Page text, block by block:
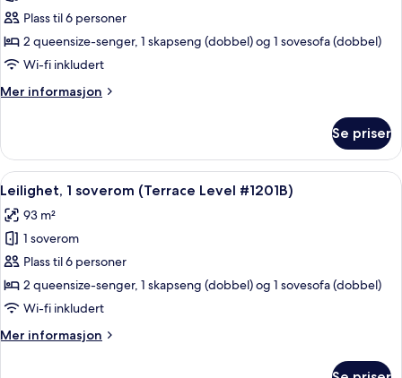
1-
BD
Condo
Walk-
1105B
Plass til 6 personer
2 queensize-senger, 1 skapseng (dobbel) og 1 sovesofa (dobbel)
Wi-fi inkludert
Mer informasjon
Mer
BD
Condo
-
Walk-
In
Level
1105B
Se priser
Åpne
alle
bildene
av
Leilighet,
1
soverom
Level
Blendingsgardiner, strykejern/-brett
14
Leilighet, 1 soverom (Terrace Level #1201B)
93 m²
1 soverom
Plass til 6 personer
2 queensize-senger, 1 skapseng (dobbel) og 1 sovesofa (dobbel)
Wi-fi inkludert
Mer informasjon
Mer